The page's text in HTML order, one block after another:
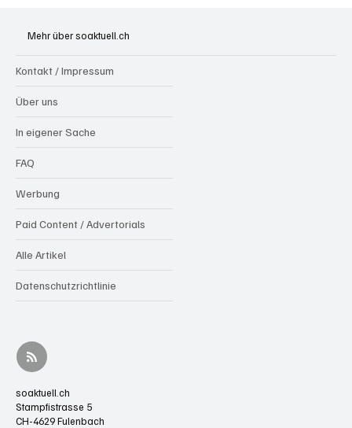
Mehr über soaktuell.ch
Kontakt / Impressum
Über uns
In eigener Sache
FAQ
Werbung
Paid Content / Advertorials
Alle Artikel
Datenschutzrichtlinie
soaktuell.ch
Stampfistrasse 5
CH-4629 Fulenbach